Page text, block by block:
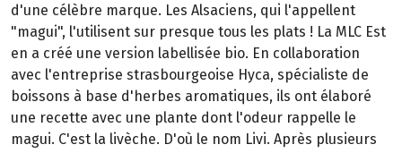
d'une célèbre marque. Les Alsaciens, qui l'appellent
"magui", l'utilisent sur presque tous les plats ! La MLC Est
en a créé une version labellisée bio. En collaboration
avec l'entreprise strasbourgeoise Hyca, spécialiste de
boissons à base d'herbes aromatiques, ils ont élaboré
une recette avec une plante dont l'odeur rappelle le
magui. C'est la livèche. D'où le nom Livi. Après plusieurs